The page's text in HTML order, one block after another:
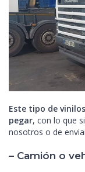
Este tipo de
pegar, con lo que
nosotros o de
– Camión o